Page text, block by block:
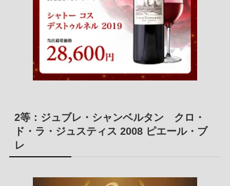
2等：ジュブレ・シャンベルタン クロ・
ド・ラ・ジュスティス 2008 ピエール・ブ
レ